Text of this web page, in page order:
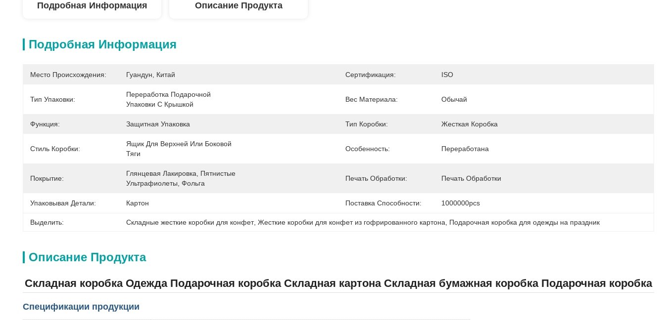
Подробная Информация Описание Продукта
Подробная Информация
Место Происхождения: Гуандун, Китай Сертификация: ISO
Тип Упаковки:
Переработка Подарочной
Упаковки С Крышкой
Вес Материала: Обычай
Функция: Защитная Упаковка Тип Коробки: Жесткая Коробка
Стиль Коробки:
Ящик Для Верхней Или Боковой
Тяги
Особенность: Переработана
Покрытие:
Глянцевая Лакировка, Пятнистые
Ультрафиолеты, Фольга
Печать Обработки: Печать Обработки
Упаковывая Детали: Картон Поставка Способности: 1000000pcs
Выделить: Складные жесткие коробки для конфет, Жесткие коробки для конфет из гофрированного картона Подарочная коробка для одежды на праздник
Описание Продукта
Складная коробка Одежда Подарочная коробка Складная картона Складная бумажная коробка Подарочная коробка
Спецификации продукции